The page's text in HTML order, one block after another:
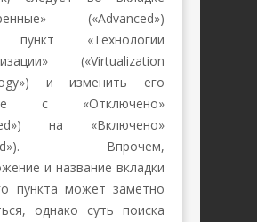
(«Advanced»)
пункт «Технологии
(«Virtualization
и изменить его
с «Отключено»
на «Включено»
Впрочем,
и название вкладки
пункта может заметно
однако суть поиска